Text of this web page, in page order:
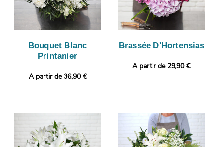
Bouquet Blanc
Printanier
A partir de 36,90 €
Brassée D'Hortensias
A partir de 29,90 €